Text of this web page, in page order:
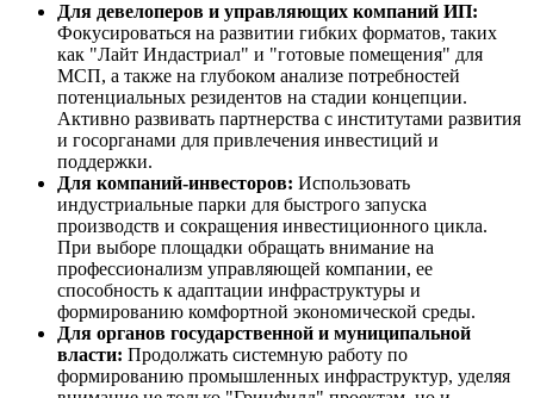
Для девелоперов и управляющих компаний ИП:
Фокусироваться на развитии гибких форматов, таких
как "Лайт Индастриал" и "готовые помещения" для
МСП, а также на глубоком анализе потребностей
потенциальных резидентов на стадии концепции.
Активно развивать партнерства с институтами развития
и госорганами для привлечения инвестиций и
поддержки.
Для компаний-инвесторов: Использовать
индустриальные парки для быстрого запуска
производств и сокращения инвестиционного цикла.
При выборе площадки обращать внимание на
профессионализм управляющей компании, ее
способность к адаптации инфраструктуры и
формированию комфортной экономической среды.
Для органов государственной и муниципальной
власти: Продолжать системную работу по
формированию промышленных инфраструктур, уделяя